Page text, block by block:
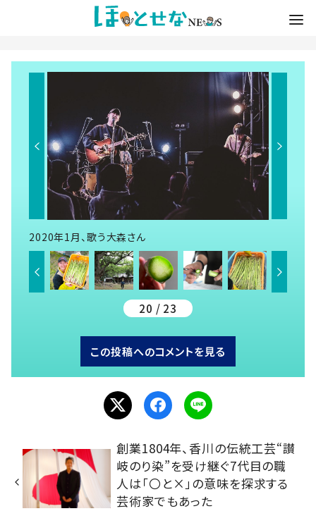
2020年1月、歌う大森さん
20 / 23
この投稿へのコメントを見る
創業1804年、香川の伝統工芸“讃
岐のり染”を受け継ぐ7代目の職
人は「〇と×」の意味を探求する
芸術家でもあった